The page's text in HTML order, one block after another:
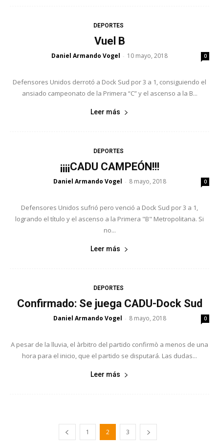
DEPORTES
Vuel B
Daniel Armando Vogel - 10 mayo, 2018 0
Defensores Unidos derrotó a Dock Sud por 3 a 1, consiguiendo el
ansiado campeonato de la Primera “C” y el ascenso a la B...
Leer más
DEPORTES
¡¡¡¡CADU CAMPEÓN!!!
Daniel Armando Vogel - 8 mayo, 2018 0
Defensores Unidos sufrió pero venció a Dock Sud por 3 a 1,
logrando el título y el ascenso a la Primera "B" Metropolitana. Si
no...
Leer más
DEPORTES
Confirmado: Se juega CADU-Dock Sud
Daniel Armando Vogel - 8 mayo, 2018 0
A pesar de la lluvia, el àrbitro del partido confirmò a menos de una
hora para el inicio, que el partido se disputará. Las dudas...
Leer más
1 2 3